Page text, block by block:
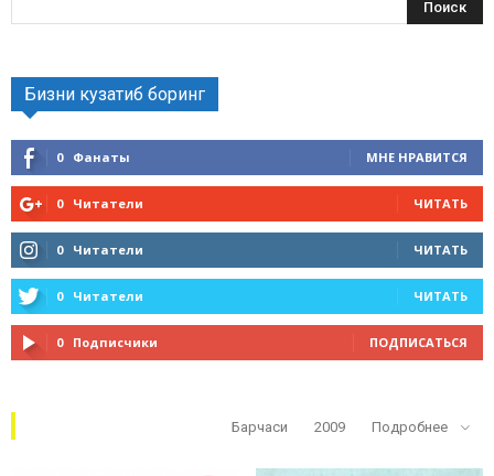
Бизни кузатиб боринг
0 Фанаты МНЕ НРАВИТСЯ
0 Читатели ЧИТАТЬ
0 Читатели ЧИТАТЬ
0 Читатели ЧИТАТЬ
0 Подписчики ПОДПИСАТЬСЯ
Барчаси 2009 Подробнее